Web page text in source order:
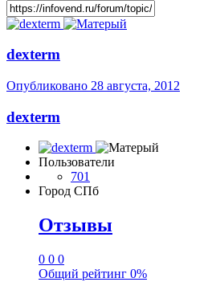
dexterm
Опубликовано 28 августа, 2012
dexterm
Пользователи
701
Город СПб
Отзывы
0 0 0
Общий рейтинг 0%